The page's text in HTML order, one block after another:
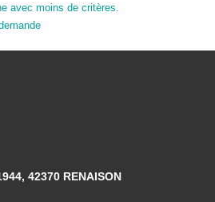
CONTACT
avec moins de critères.
42370 RENAISON